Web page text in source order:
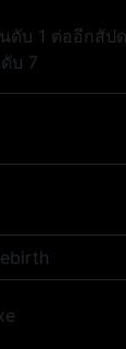
ดับ 1 ต่ออีกสัป
บ 7